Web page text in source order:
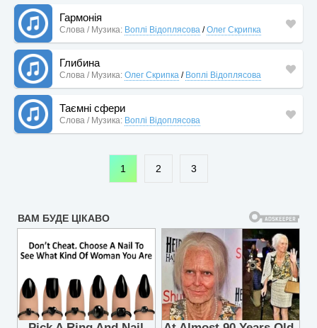
Гармонія
Слова / Музика: Воплі Відоплясова /Олег Скрипка
Глибина
Слова / Музика: Олег Скрипка / Воплі Відоплясова
Таємні сфери
Слова / Музика: Воплі Відоплясова
1 2 3